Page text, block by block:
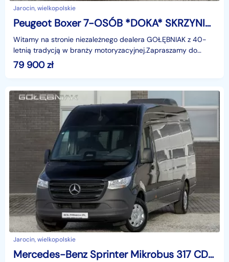
Jarocin, wielkopolskie
Peugeot Boxer 7-OSÓB *DOKA* SKRZYNIA 165KM NISKI PRZEBIEG | webasto tempomat ekran
Witamy na stronie niezależnego dealera GOŁĘBNIAK z 40-
letnią tradycją w branży motoryzacyjnej.Zapraszamy do
odwiedzenia salonu :poniedziałek - piątek 08:00 - 16
79 900zł
Jarocin, wielkopolskie
Mercedes-Benz Sprinter Mikrobus 317 CDI Automat TOURER 9-osób | dachowa klimatyzacja